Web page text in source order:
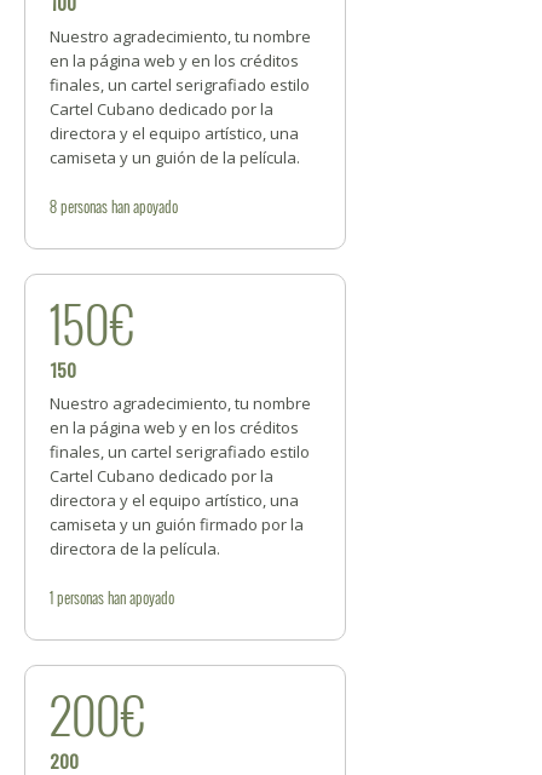
Nuestro agradecimiento, tu nombre
en la página web y en los créditos
finales, un cartel serigrafiado estilo
Cartel Cubano dedicado por la
directora y el equipo artístico, una
camiseta y un guión de la película.
8personashan apoyado
150€
150
Nuestro agradecimiento, tu nombre
en la página web y en los créditos
finales, un cartel serigrafiado estilo
Cartel Cubano dedicado por la
directora y el equipo artístico, una
camiseta y un guión firmado por la
directora de la película.
1personashan apoyado
200€
200